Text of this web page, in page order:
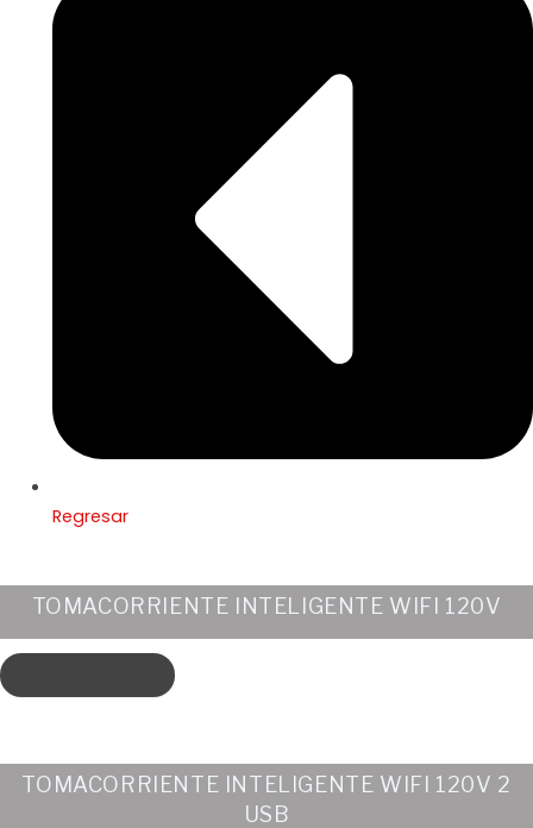
Regresar
TOMACORRIENTE INTELIGENTE WIFI 120V
TOMACORRIENTE INTELIGENTE WIFI 120V 2
USB